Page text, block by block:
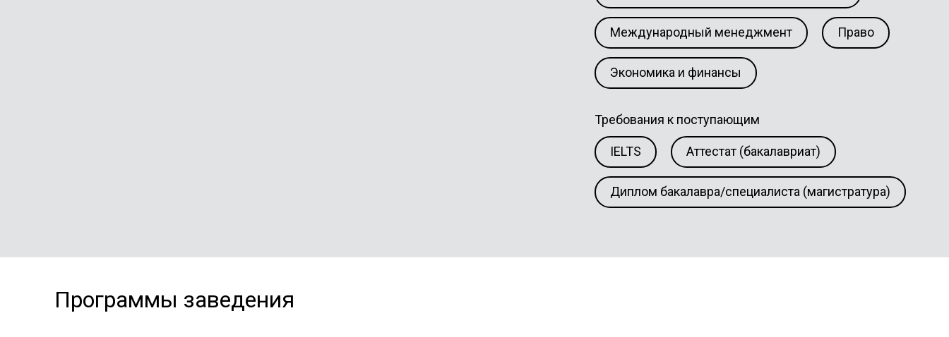
Международный менеджмент Право
Экономика и финансы
Требования к поступающим
IELTS Аттестат (бакалавриат)
Диплом бакалавра/специалиста (магистратура)
Программы заведения